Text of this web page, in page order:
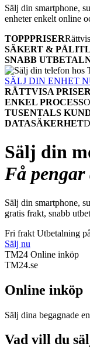
Sälj din smartphone,
enheter enkelt online
TOPPPRISER
SÄKERT &
SNABB
SÄLJ DIN ENHET
RÄTTVISA PRISER
ENKEL PROCESS
TUSENTALS
DATASÄKERHET
Sälj din
Få pengar
Sälj din smartphone,
gratis frakt, snabb
Fri frakt Utbetalning
Sälj nu
TM24 Online inköp
TM24.se
Online inköp
Sälj dina begagnade
Vad vill du